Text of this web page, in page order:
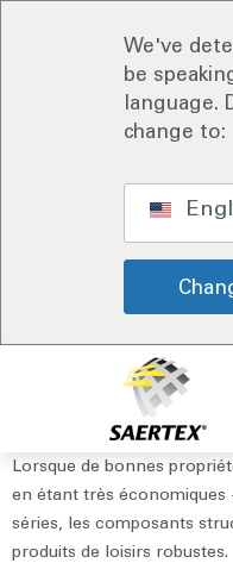
We've
be
language.
change to:
Lorsque de bonnes
en étant très économiques
séries, les composants
produits de loisirs robustes.